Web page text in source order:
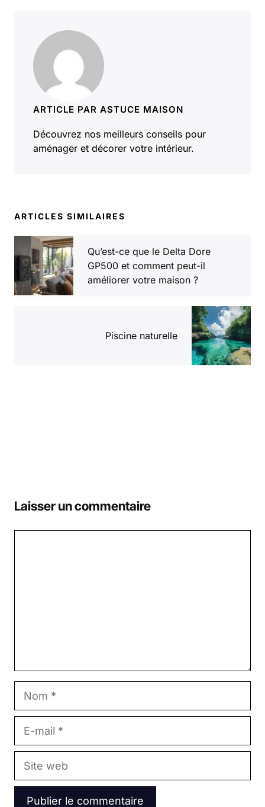
ARTICLE PAR ASTUCE MAISON
Découvrez nos meilleurs conseils pour
aménager et décorer votre intérieur.
ARTICLES SIMILAIRES
Qu’est-ce que le Delta Dore
GP500 et comment peut-il
améliorer votre maison ?
Piscine naturelle
Laisser un commentaire
Site